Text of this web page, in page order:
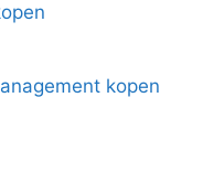
kopen